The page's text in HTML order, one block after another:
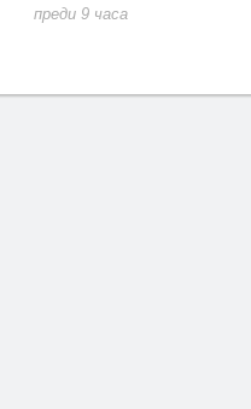
преди 9 часа